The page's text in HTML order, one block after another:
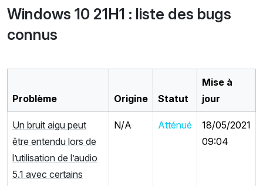
Windows 10 21H1 : liste des bugs
connus
Problème Origine Statut
Mise à
jour
Un bruit aigu peut
être entendu lors de
l’utilisation de l’audio
5.1 avec certains
N/A Atténué
18/05/2021
09:04